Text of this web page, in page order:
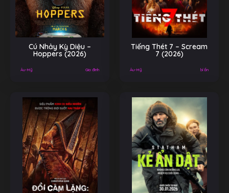
Cú Nhảy Kỳ Diệu –
Hoppers (2026)
Âu-Mỹ Gia đình
Tiếng Thét 7 – Scream
7 (2026)
Âu-Mỹ bí ẩn